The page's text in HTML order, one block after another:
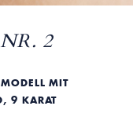
2
MIT
9 KARAT